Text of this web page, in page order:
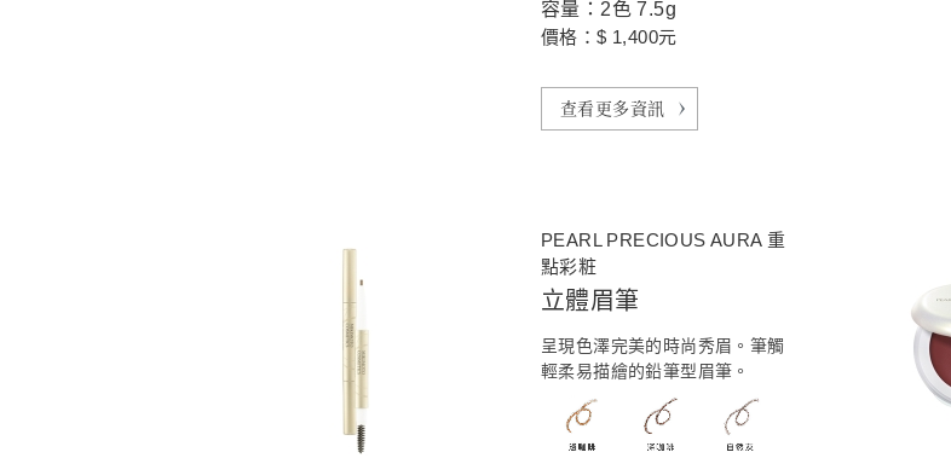
容量：2色 7.5g
價格：$ 1,400元
查看更多資訊
PEARL PRECIOUS AURA 重
點彩粧
立體眉筆
呈現色澤完美的時尚秀眉。筆觸
輕柔易描繪的鉛筆型眉筆。